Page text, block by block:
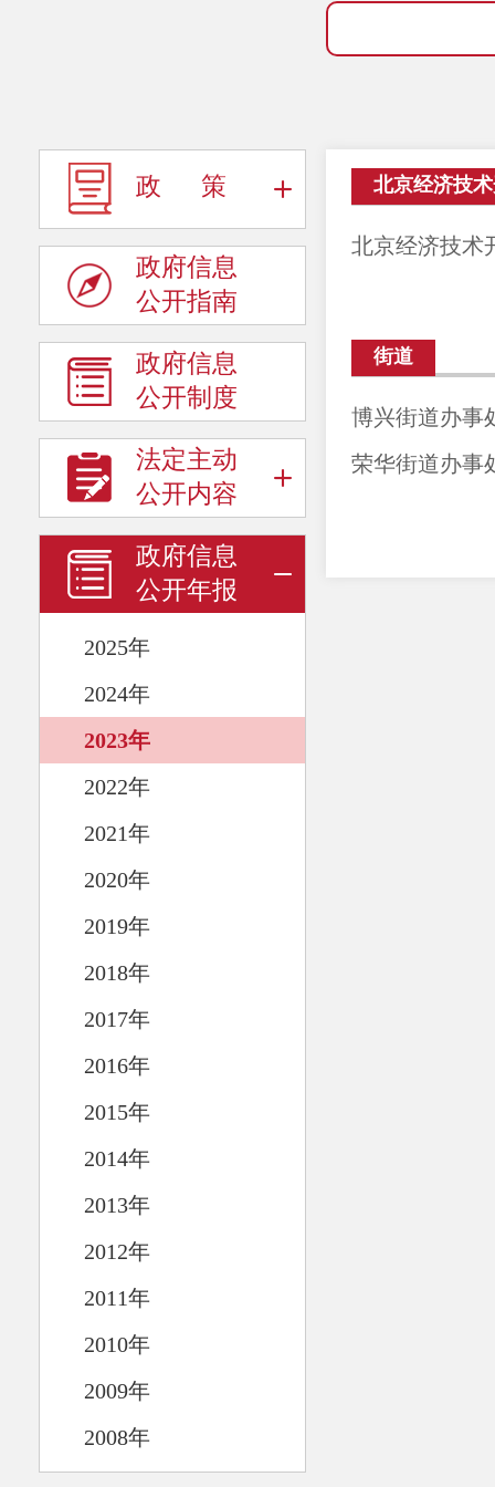
政 策
政府信息
公开指南
政府信息
公开制度
法定主动
公开内容
政府信息
公开年报
2025年
2024年
2023年
2022年
2021年
2020年
2019年
2018年
2017年
2016年
2015年
2014年
2013年
2012年
2011年
2010年
2009年
2008年
北京经济技
街道
博兴街道办事
荣华街道办事